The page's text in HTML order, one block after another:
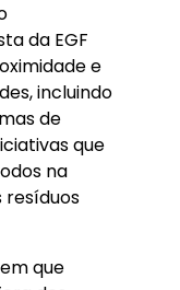
da EGF
e
incluindo
de
que
na
resíduos
que